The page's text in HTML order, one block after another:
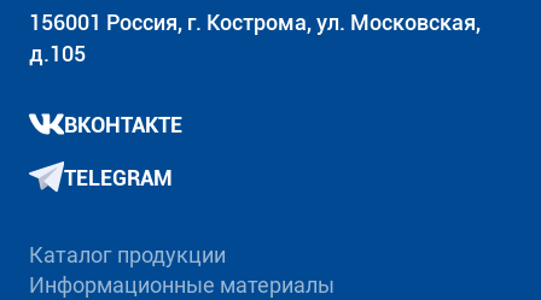
156001 Россия, г. Кострома, ул. Московская,
д.105
ВКОНТАКТЕ
TELEGRAM
Каталог продукции
Информационные материалы